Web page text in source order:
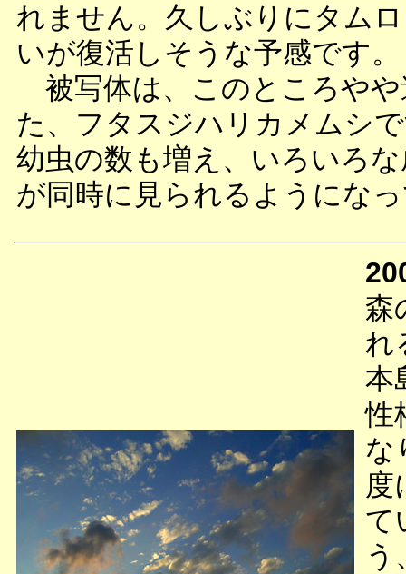
れません。久しぶりにタム
いが復活しそうな予感です。
被写体は、このところや
た、フタスジハリカメムシ
幼虫の数も増え、いろいろ
が同時に見られるようにな
森
れ
本
性
な
度
て
う